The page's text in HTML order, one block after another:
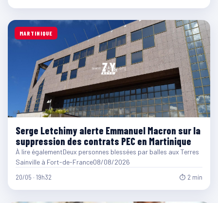
MARTINIQUE
Serge Letchimy alerte Emmanuel Macron sur la
suppression des contrats PEC en Martinique
À lire égalementDeux personnes blessées par balles aux Terres
Sainville à Fort-de-France08/08/2026
20/05 · 19h32 ⏱ 2 min